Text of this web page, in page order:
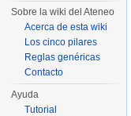
Sobre la wiki del Ateneo
Acerca de esta wiki
Los cinco pilares
Reglas genéricas
Contacto
Ayuda
Tutorial